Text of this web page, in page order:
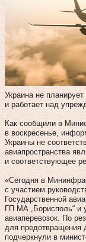
Украина не
и работает над
Как сообщили в
в воскресенье,
Украины не
авиапространства
и соответствующее
«Сегодня в
с участием
Государственной
ГП МА „Борисполь“ и
авиаперевозок. По
для предотвращения
подчеркнули в